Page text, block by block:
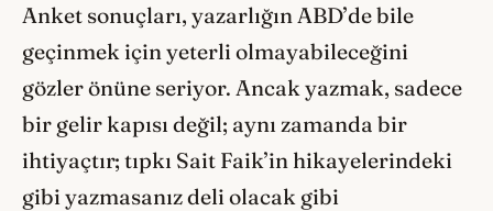
Anket sonuçları, yazarlığın ABD’de bile
geçinmek için yeterli olmayabileceğini
gözler önüne seriyor. Ancak yazmak, sadece
bir gelir kapısı değil; aynı zamanda bir
ihtiyaçtır; tıpkı Sait Faik’in hikayelerindeki
gibi yazmasanız deli olacak gibi